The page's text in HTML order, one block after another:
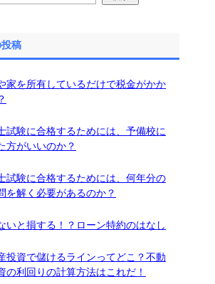
稿
家を所有しているだけで税金がかか
試験に合格するためには、予備校に
方がいいのか？
試験に合格するためには、何年分の
を解く必要があるのか？
いと損する！？ローン特約のはなし
投資で儲けるラインってどこ？不動
の利回りの計算方法はこれだ！